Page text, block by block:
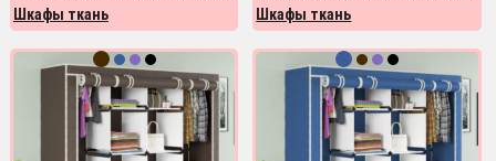
Шкафы ткань Шкафы ткань